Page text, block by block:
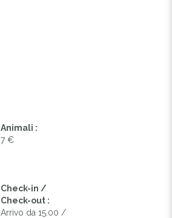
Animali :
7 €
Check-in /
Check-out :
Arrivo da 15.00 /